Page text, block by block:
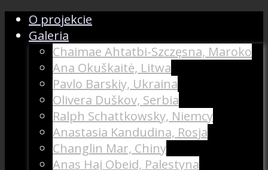
O projekcie
Galeria
Chaimae Ahtatbi-Szczęsna, Maroko
Ana Okuškaitė, Litwa
Pavlo Barskiy, Ukraina
Olivera Duškov, Serbia
Ralph Schattkowsky, Niemcy
Anastasia Kandudina, Rosja
Changlin Mar, Chiny
Anas Haj Obeid, Palestyna